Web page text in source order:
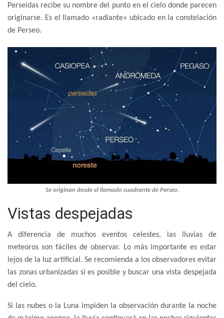
Perseidas recibe su nombre del punto en el cielo donde parecen
originarse. Es el llamado «radiante» ubicado en la constelación
de Perseo.
Se originan desde el llamado cuadrante de Perseo.
Vistas despejadas
A diferencia de muchos eventos celestes, las lluvias de
meteoros son fáciles de observar. Lo más importante es estar
lejos de la luz artificial. Se recomienda a los observadores evitar
las zonas urbanizadas si es posible y buscar una vista despejada
del cielo.
Si las nubes o la Luna impiden la observación durante la noche